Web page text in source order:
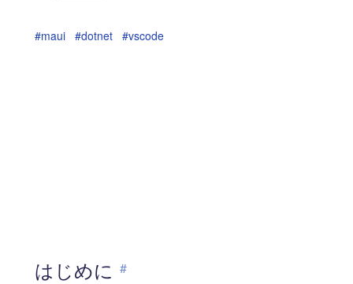
#maui #dotnet #vscode
はじめに #